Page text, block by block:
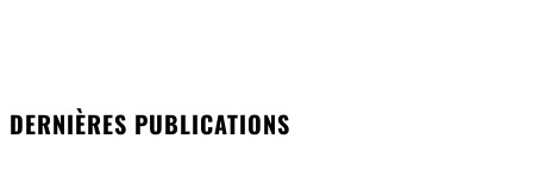
DERNIÈRES PUBLICATIONS